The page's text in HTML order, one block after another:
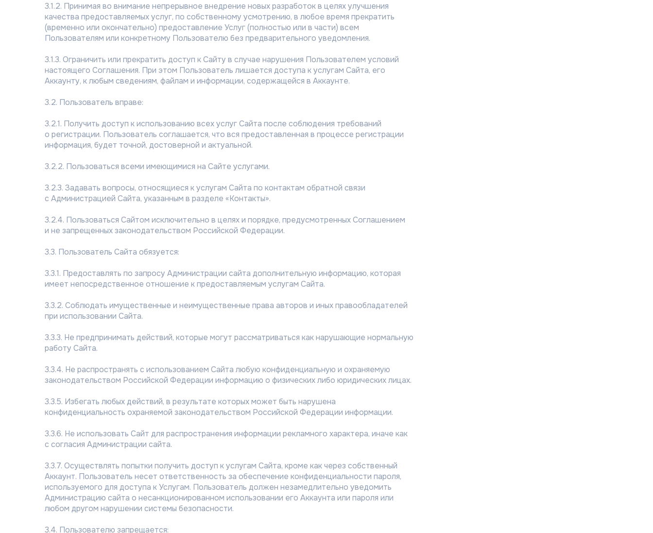
3.1.2. Принимая во внимание непрерывное внедрение новых разработок в целях улучшения
качества предоставляемых услуг, по собственному усмотрению, в любое время прекратить
(временно или окончательно) предоставление Услуг (полностью или в части) всем
Пользователям или конкретному Пользователю без предварительного уведомления.
3.1.3. Ограничить или прекратить доступ к Сайту в случае нарушения Пользователем условий
настоящего Соглашения. При этом Пользователь лишается доступа к услугам Сайта, его
Аккаунту, к любым сведениям, файлам и информации, содержащейся в Аккаунте.
3.2. Пользователь вправе:
3.2.1. Получить доступ к использованию всех услуг Сайта после соблюдения требований
о регистрации. Пользователь соглашается, что вся предоставленная в процессе регистрации
информация, будет точной, достоверной и актуальной.
3.2.2. Пользоваться всеми имеющимися на Сайте услугами.
3.2.3. Задавать вопросы, относящиеся к услугам Сайта по контактам обратной связи
с Администрацией Сайта, указанным в разделе «Контакты».
3.2.4. Пользоваться Сайтом исключительно в целях и порядке, предусмотренных Соглашением
и не запрещенных законодательством Российской Федерации.
3.3. Пользователь Сайта обязуется:
3.3.1. Предоставлять по запросу Администрации сайта дополнительную информацию, которая
имеет непосредственное отношение к предоставляемым услугам Сайта.
3.3.2. Соблюдать имущественные и неимущественные права авторов и иных правообладателей
при использовании Сайта.
3.3.3. Не предпринимать действий, которые могут рассматриваться как нарушающие нормальную
работу Сайта.
3.3.4. Не распространять с использованием Сайта любую конфиденциальную и охраняемую
законодательством Российской Федерации информацию о физических либо юридических лицах.
3.3.5. Избегать любых действий, в результате которых может быть нарушена
конфиденциальность охраняемой законодательством Российской Федерации информации.
3.3.6. Не использовать Сайт для распространения информации рекламного характера, иначе как
с согласия Администрации сайта.
3.3.7. Осуществлять попытки получить доступ к услугам Сайта, кроме как через собственный
Аккаунт. Пользователь несет ответственность за обеспечение конфиденциальности пароля,
используемого для доступа к Услугам. Пользователь должен незамедлительно уведомить
Администрацию сайта о несанкционированном использовании его Аккаунта или пароля или
любом другом нарушении системы безопасности.
3.4. Пользователю запрещается: